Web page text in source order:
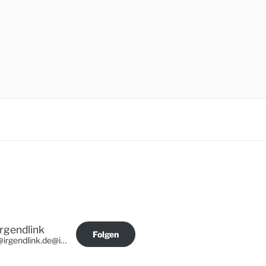
@irgendlink.de@irgendlink.de
Folgen